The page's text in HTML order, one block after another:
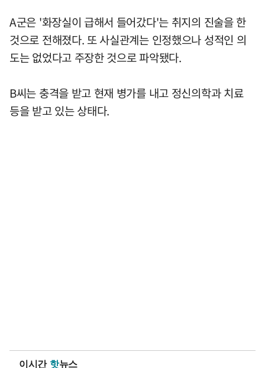
A군은 '화장실이 급해서 들어갔다'는 취지의 진술을 한
것으로 전해졌다. 또 사실관계는 인정했으나 성적인 의
도는 없었다고 주장한 것으로 파악됐다.
B씨는 충격을 받고 현재 병가를 내고 정신의학과 치료
등을 받고 있는 상태다.
이시간 핫뉴스